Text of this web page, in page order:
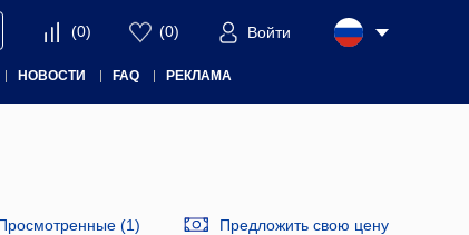
(0) (0) Войти
НОВОСТИ FAQ РЕКЛАМА
(1) Предложить свою цену